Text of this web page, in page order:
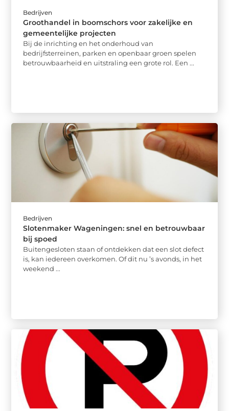
Bedrijven
Groothandel in boomschors voor zakelijke en
gemeentelijke projecten
Bij de inrichting en het onderhoud van
bedrijfsterreinen, parken en openbaar groen spelen
betrouwbaarheid en uitstraling een grote rol. Een ...
Bedrijven
Slotenmaker Wageningen: snel en betrouwbaar
bij spoed
Buitengesloten staan of ontdekken dat een slot defect
is, kan iedereen overkomen. Of dit nu ’s avonds, in het
weekend ...